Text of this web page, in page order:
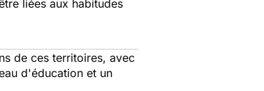
liées aux habitudes
de ces territoires, avec
d'éducation et un